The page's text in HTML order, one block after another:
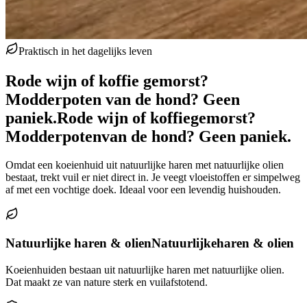
Praktisch in het dagelijks leven
Rode wijn of koffie gemorst?
Modderpoten van de hond? Geen
paniek.Rode wijn of koffiegemorst?
Modderpotenvan de hond? Geen paniek.
Omdat een koeienhuid uit natuurlijke haren met natuurlijke olien
bestaat, trekt vuil er niet direct in. Je veegt vloeistoffen er simpelweg
af met een vochtige doek. Ideaal voor een levendig huishouden.
Natuurlijke haren & olienNatuurlijkeharen & olien
Koeienhuiden bestaan uit natuurlijke haren met natuurlijke olien.
Dat maakt ze van nature sterk en vuilafstotend.